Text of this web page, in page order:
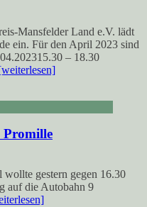
Mansfelder Land e.V. lädt
ein. Für den April 2023 sind
– 18.30
Promille
gestern gegen 16.30
auf die Autobahn 9